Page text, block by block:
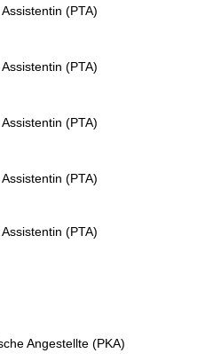
(PTA)
(PTA)
(PTA)
(PTA)
(PTA)
Angestellte (PKA)